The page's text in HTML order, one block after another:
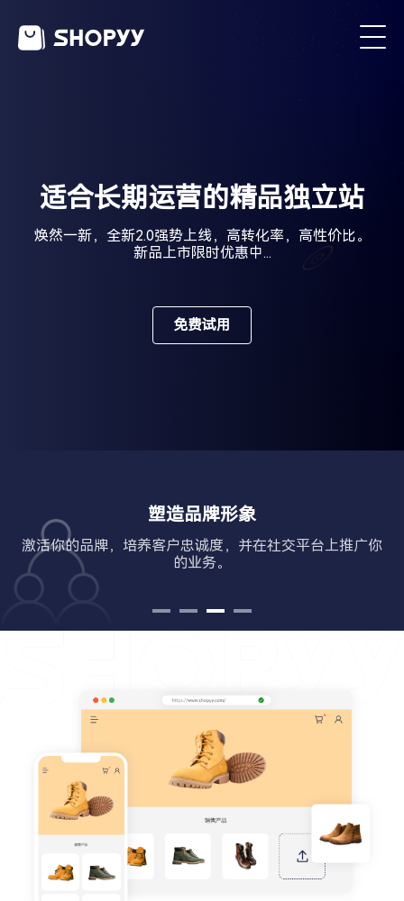
适合长期运营的精品独立站
焕然一新，全新2.0强势上线，高转化率，高性价比。
新品上市限时优惠中...
免费试用
搭建品牌旗舰店
开始用你的销售所需的店铺把你的想法变成现实。